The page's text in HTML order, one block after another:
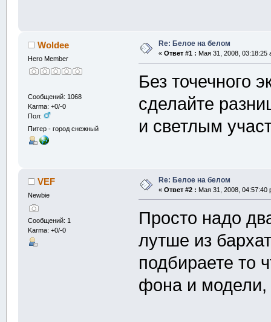
Woldee
Hero Member
Сообщений: 1068
Karma: +0/-0
Пол:
Питер - город снежный
Re: Белое на белом
« Ответ #1 : Мая 31, 2008, 03:18:25
Без точечного
сделайте
и светлым
VEF
Newbie
Сообщений: 1
Karma: +0/-0
Re: Белое на белом
« Ответ #2 : Мая 31, 2008, 04:57:40
Просто надо
лутше из
подбираете то
фона и модели,